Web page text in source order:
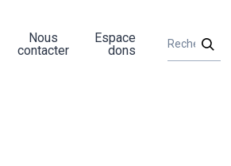
Nous
contacter
Espace
dons